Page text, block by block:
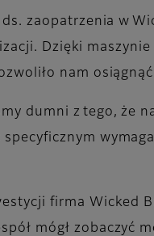
zaopatrzenia w
Dzięki
nam
dumni z tego, że
specyficznym
firma Wicked
mógł zobaczyć